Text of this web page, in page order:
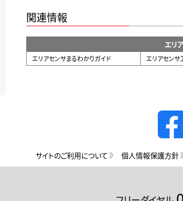
関連情報
エリ
エリアセンサまるわかりガイド エリアセン
サイトのご利用について 個人情報保護方針